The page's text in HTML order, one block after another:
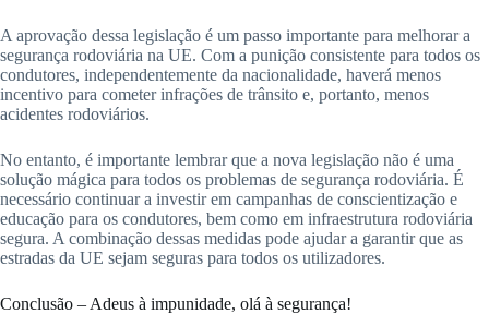
A aprovação dessa legislação é um passo importante para melhorar a
segurança rodoviária na UE. Com a punição consistente para todos os
condutores, independentemente da nacionalidade, haverá menos
incentivo para cometer infrações de trânsito e, portanto, menos
acidentes rodoviários.
No entanto, é importante lembrar que a nova legislação não é uma
solução mágica para todos os problemas de segurança rodoviária. É
necessário continuar a investir em campanhas de conscientização e
educação para os condutores, bem como em infraestrutura rodoviária
segura. A combinação dessas medidas pode ajudar a garantir que as
estradas da UE sejam seguras para todos os utilizadores.
Conclusão – Adeus à impunidade, olá à segurança!